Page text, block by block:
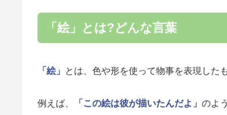
「絵」とは?どんな言葉
「絵」 とは、色や形を使って物事を表現した
例えば、 「この絵は彼が描いたんだよ」 のよ